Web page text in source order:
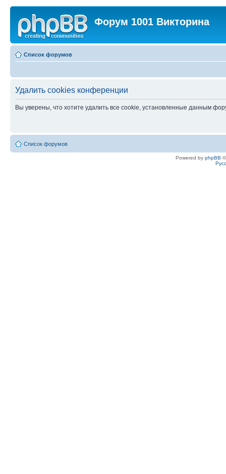
Форум 1001 Викторина
Список форумов
Удалить cookies конференции
Вы уверены, что хотите удалить все cookie, установленные данным
Список форумов
Powered by phpBB